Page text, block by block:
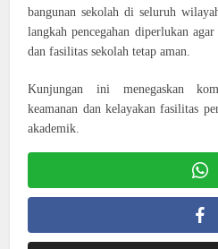
bangunan sekolah di seluruh
langkah pencegahan diperlukan
dan fasilitas sekolah tetap aman.
Kunjungan ini menegaskan
keamanan dan kelayakan fasilitas
akademik.